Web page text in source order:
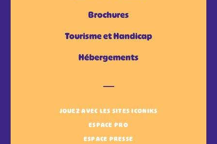
Brochures
Tourisme et Handicap
Hébergements
JOUEZ AVEC LES SITES ICONIKS
ESPACE PRO
ESPACE PRESSE